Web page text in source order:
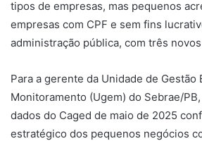
tipos de empresas, mas pequenos
empresas com CPF e sem fins
administração pública, com três
Para a gerente da Unidade de Gestão
Monitoramento (Ugem) do Sebrae/
dados do Caged de maio de 2025
estratégico dos pequenos negócios